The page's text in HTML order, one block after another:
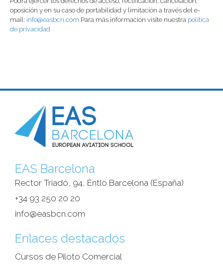
oposición y en su caso de portabilidad y limitación a través del e-
mail: info@easbcn.com Para más información visite nuestra política
de privacidad
EAS Barcelona
Rector Triadó, 94, Entlo Barcelona (España)‎
+34 93 250 20 20
info@easbcn.com
Enlaces destacados
Cursos de Piloto Comercial